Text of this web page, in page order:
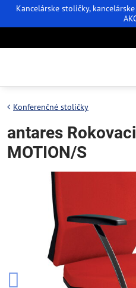
Kancelárske stoličky,
Konferenčné stoličky
antares
MOTION/S